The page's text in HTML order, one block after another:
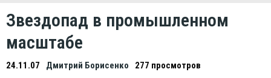
Звездопад в промышленном
масштабе
24.11.07 Дмитрий Борисенко 277 просмотров